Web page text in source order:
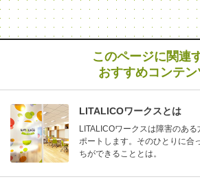
このページに関連
おすすめコンテン
LITALICOワークスとは
LITALICOワークスは障害のあ
ポートします。そのひとりに合
ちができることとは。